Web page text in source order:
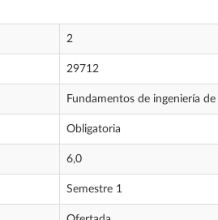
2
29712
Fundamentos de ingeniería
Obligatoria
6,0
Semestre 1